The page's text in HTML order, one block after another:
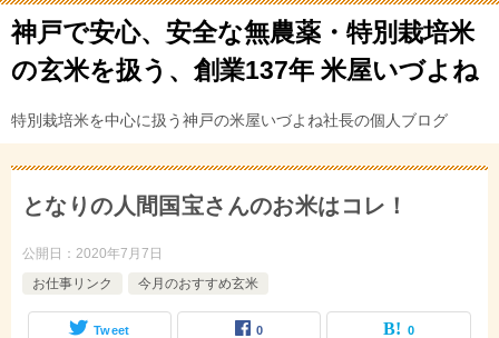
神戸で安心、安全な無農薬・特別栽培米
の玄米を扱う、創業137年 米屋いづよね
特別栽培米を中心に扱う神戸の米屋いづよね社長の個人ブログ
となりの人間国宝さんのお米はコレ！
公開日： 2020年7月7日
お仕事リンク
今月のおすすめ玄米
Tweet 0 0